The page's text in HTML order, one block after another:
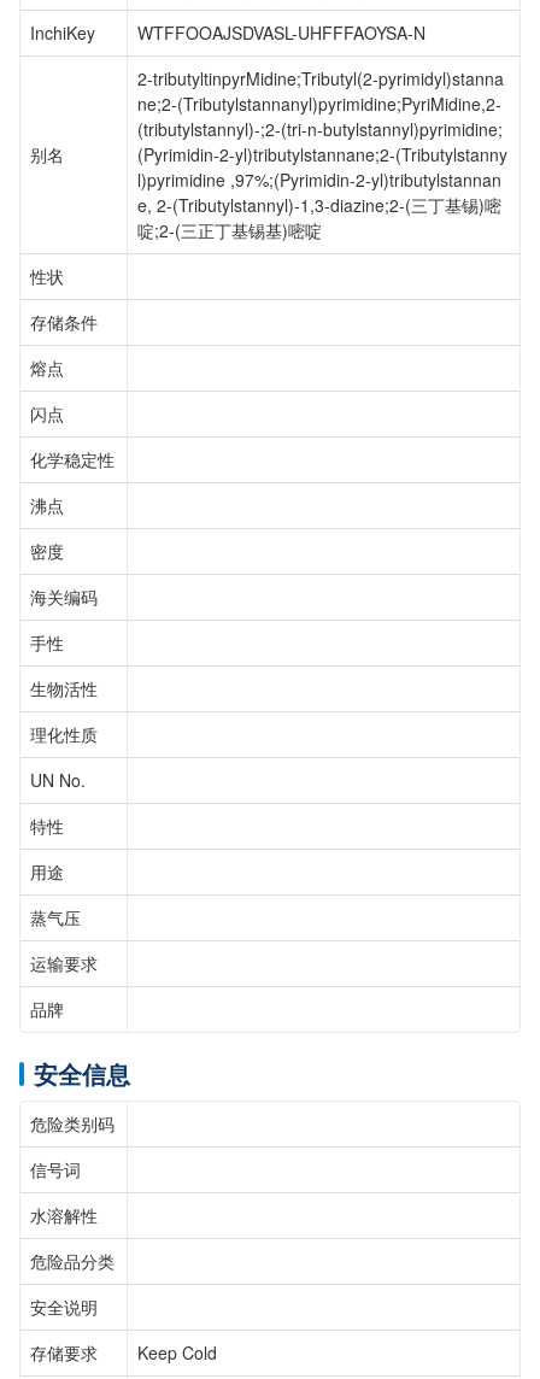
InchiKey
WTFFOOAJSDVASL-UHFFFAOYSA-N
别名
2-tributyltinpyrMidine;Tributyl(2-pyrimidyl)stanna
ne;2-(Tributylstannanyl)pyrimidine;PyriMidine,2-
(tributylstannyl)-;2-(tri-n-butylstannyl)pyrimidine;
(Pyrimidin-2-yl)tributylstannane;2-(Tributylstanny
l)pyrimidine ,97%;(Pyrimidin-2-yl)tributylstannan
e, 2-(Tributylstannyl)-1,3-diazine;2-(三丁基锡)嘧
啶;2-(三正丁基锡基)嘧啶
性状
存储条件
熔点
闪点
化学稳定性
沸点
密度
海关编码
手性
生物活性
理化性质
UN No.
特性
用途
蒸气压
运输要求
品牌
安全信息
危险类别码
信号词
水溶解性
危险品分类
安全说明
存储要求
Keep Cold